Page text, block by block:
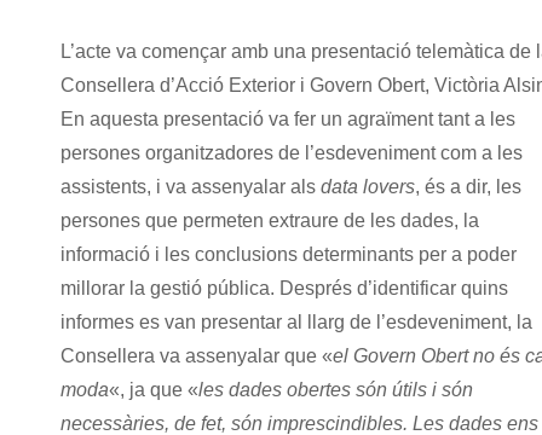
L’acte va començar amb una presentació telemàtica de
Consellera d’Acció Exterior i Govern Obert, Victòria
En aquesta presentació va fer un agraïment tant a les
persones organitzadores de l’esdeveniment com a les
assistents, i va assenyalar als data lovers, és a dir, les
persones que permeten extraure de les dades, la
informació i les conclusions determinants per a poder
millorar la gestió pública. Després d’identificar quins
informes es van presentar al llarg de l’esdeveniment, la
Consellera va assenyalar que «el Govern Obert no és
moda«, ja que «les dades obertes són útils i són
necessàries, de fet, són imprescindibles. Les dades ens